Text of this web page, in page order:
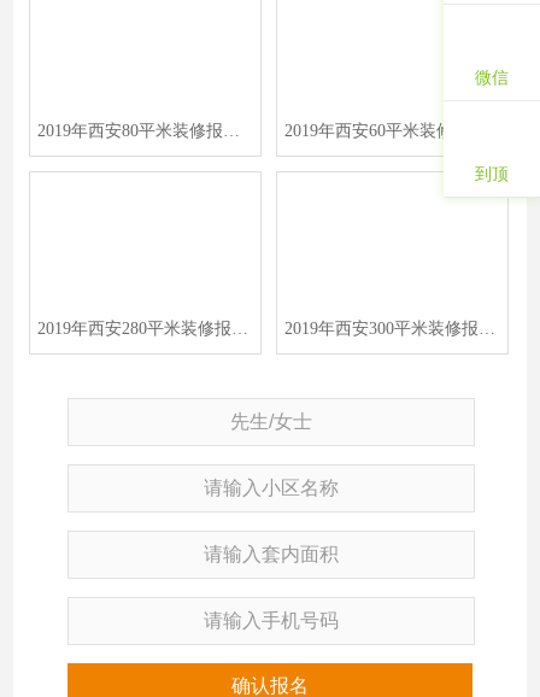
2019年西安80平米装修报价表/价格预算清单/费用明细表
2019年西安280平米装修报价表/价格预算清单/费用明细表 2019年西安300平米装修报价表/价格预算清单/费用明细表
确认报名
微信
到顶